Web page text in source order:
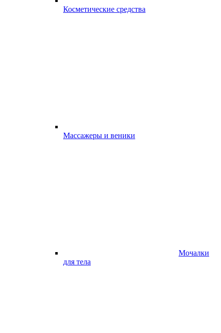
Косметические средства
Массажеры и веники
Мочалки
для тела